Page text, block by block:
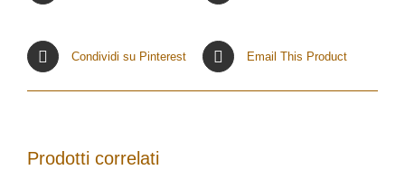
Condividi su Pinterest Email This Product
Prodotti correlati